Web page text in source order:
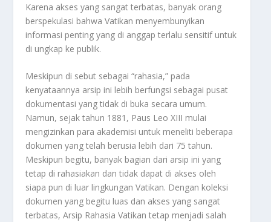
Karena akses yang sangat terbatas, banyak orang
berspekulasi bahwa Vatikan menyembunyikan
informasi penting yang di anggap terlalu sensitif untuk
di ungkap ke publik.
Meskipun di sebut sebagai “rahasia,” pada
kenyataannya arsip ini lebih berfungsi sebagai pusat
dokumentasi yang tidak di buka secara umum.
Namun, sejak tahun 1881, Paus Leo XIII mulai
mengizinkan para akademisi untuk meneliti beberapa
dokumen yang telah berusia lebih dari 75 tahun.
Meskipun begitu, banyak bagian dari arsip ini yang
tetap di rahasiakan dan tidak dapat di akses oleh
siapa pun di luar lingkungan Vatikan. Dengan koleksi
dokumen yang begitu luas dan akses yang sangat
terbatas, Arsip Rahasia Vatikan tetap menjadi salah